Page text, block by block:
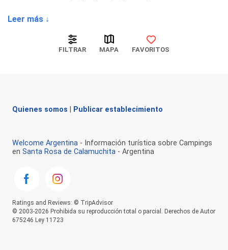
Leer más ↓
FILTRAR MAPA FAVORITOS
Quienes somos Publicar establecimiento
Welcome Argentina - Información turística sobre Campings
en Santa Rosa de Calamuchita - Argentina
Ratings and Reviews: © TripAdvisor
© 2003-2026 Prohibida su reproducción total o parcial. Derechos de Autor
675246 Ley 11723